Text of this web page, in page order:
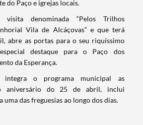
do Paço e igrejas locais.
visita denominada “Pelos Trilhos
Vila de Alcáçovas” e que terá
abre as portas para o seu riquíssimo
destaque para o Paço dos
da Esperança.
o programa municipal as
aniversário do 25 de abril, inclui
uma das freguesias ao longo dos dias.